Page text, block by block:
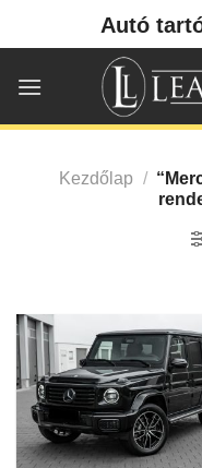
Autó
Kezdőlap /